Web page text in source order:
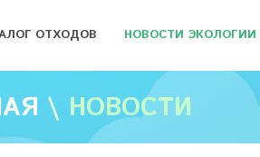
ОТХОДОВ НОВОСТИ ЭКОЛОГИИ
\ НОВОСТИ